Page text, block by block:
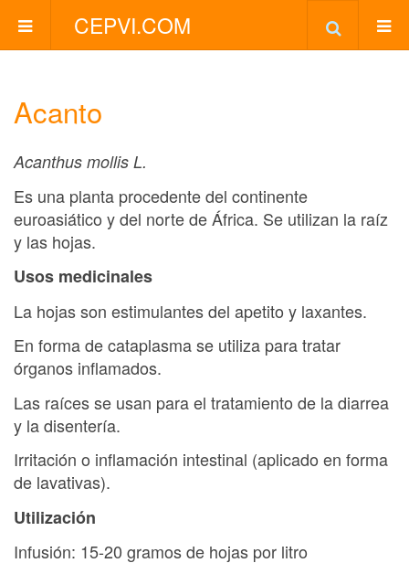
CEPVI.COM
Acanto
Acanthus mollis L.
Es una planta procedente del continente
euroasiático y del norte de África. Se utilizan la raíz
y las hojas.
Usos medicinales
La hojas son estimulantes del apetito y laxantes.
En forma de cataplasma se utiliza para tratar
órganos inflamados.
Las raíces se usan para el tratamiento de la diarrea
y la disentería.
Irritación o inflamación intestinal (aplicado en forma
de lavativas).
Utilización
Infusión: 15-20 gramos de hojas por litro